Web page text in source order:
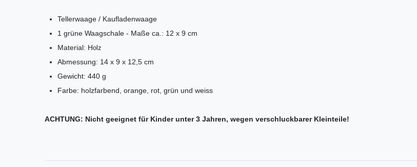
Tellerwaage / Kaufladenwaage
1 grüne Waagschale - Maße ca.: 12 x 9 cm
Material: Holz
Abmessung: 14 x 9 x 12,5 cm
Gewicht: 440 g
Farbe: holzfarbend, orange, rot, grün und weiss
ACHTUNG: Nicht geeignet für Kinder unter 3 Jahren, wegen verschluckbarer Kleinteile!